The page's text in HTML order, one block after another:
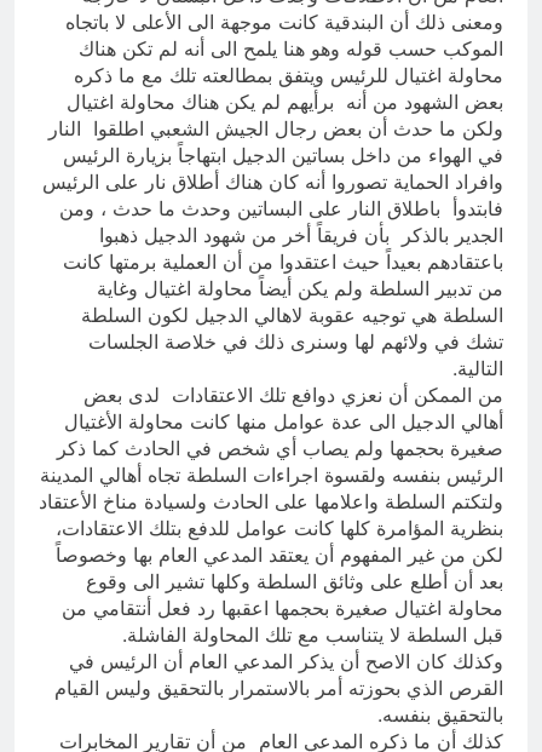
ومعنى ذلك أن البندقية كانت موجهة الى الأعلى لا باتجاه
الموكب حسب قوله وهو هنا يلمح الى أنه لم تكن هناك
محاولة اغتيال للرئيس ويتفق بمطالعته تلك مع ما ذكره
بعض الشهود من أنه برأيهم لم يكن هناك محاولة اغتيال
ولكن ما حدث أن بعض رجال الجيش الشعبي اطلقوا النار
في الهواء من داخل بساتين الدجيل ابتهاجاً بزيارة الرئيس
وافراد الحماية تصوروا أنه كان هناك أطلاق نار على الرئيس
فابتدوأ باطلاق النار على البساتين وحدث ما حدث ، ومن
الجدير بالذكر بأن فريقاً أخر من شهود الدجيل ذهبوا
باعتقادهم بعيداً حيث اعتقدوا من أن العملية برمتها كانت
من تدبير السلطة ولم يكن أيضاً محاولة اغتيال وغاية
السلطة هي توجيه عقوبة لاهالي الدجيل لكون السلطة
تشك في ولائهم لها وسنرى ذلك في خلاصة الجلسات
التالية.
من الممكن أن نعزي دوافع تلك الاعتقادات لدى بعض
أهالي الدجيل الى عدة عوامل منها كانت محاولة الأغتيال
صغيرة بحجمها ولم يصاب أي شخص في الحادث كما ذكر
الرئيس بنفسه ولقسوة اجراءات السلطة تجاه أهالي المدينة
ولتكتم السلطة واعلامها على الحادث ولسيادة مناخ الأعتقاد
بنظرية المؤامرة كلها كانت عوامل للدفع بتلك الاعتقادات،
لكن من غير المفهوم أن يعتقد المدعي العام بها وخصوصاً
بعد أن أطلع على وثائق السلطة وكلها تشير الى وقوع
محاولة اغتيال صغيرة بحجمها اعقبها رد فعل أنتقامي من
قبل السلطة لا يتناسب مع تلك المحاولة الفاشلة.
وكذلك كان الاصح أن يذكر المدعي العام أن الرئيس في
القرص الذي بحوزته أمر بالاستمرار بالتحقيق وليس القيام
بالتحقيق بنفسه.
كذلك أن ما ذكره المدعي العام من أن تقارير المخابرات